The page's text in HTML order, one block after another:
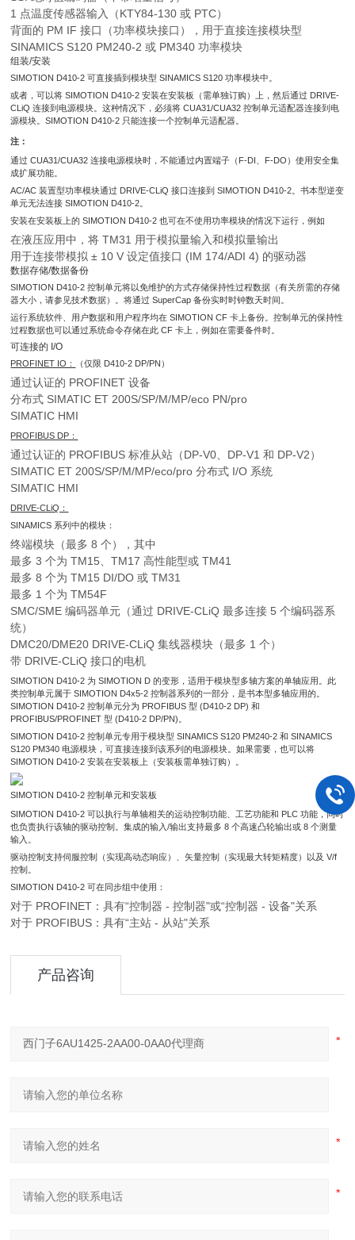
1 点温度传感器输入（KTY84-130 或 PTC）
背面的 PM IF 接口（功率模块接口），用于直接连接模块型
SINAMICS S120 PM240-2 或 PM340 功率模块
组装/安装
SIMOTION D410-2 可直接插到模块型 SINAMICS S120 功率模块中。
或者，可以将 SIMOTION D410-2 安装在安装板（需单独订购）上，然后通过 DRIVE-
CLiQ 连接到电源模块。这种情况下，必须将 CUA31/CUA32 控制单元适配器连接到电
源模块。SIMOTION D410-2 只能连接一个控制单元适配器。
注：
通过 CUA31/CUA32 连接电源模块时，不能通过内置端子（F-DI、F-DO）使用安全集
成扩展功能。
AC/AC 装置型功率模块通过 DRIVE-CLiQ 接口连接到 SIMOTION D410-2。书本型逆变
单元无法连接 SIMOTION D410-2。
安装在安装板上的 SIMOTION D410-2 也可在不使用功率模块的情况下运行，例如
在液压应用中，将 TM31 用于模拟量输入和模拟量输出
用于连接带模拟 ± 10 V 设定值接口 (IM 174/ADI 4) 的驱动器
数据存储/数据备份
SIMOTION D410-2 控制单元将以免维护的方式存储保持性过程数据（有关所需的存储
器大小，请参见技术数据）。将通过 SuperCap 备份实时时钟数天时间。
运行系统软件、用户数据和用户程序均在 SIMOTION CF 卡上备份。控制单元的保持性
过程数据也可以通过系统命令存储在此 CF 卡上，例如在需要备件时。
可连接的 I/O
PROFINET IO： （仅限 D410-2 DP/PN）
通过认证的 PROFINET 设备
分布式 SIMATIC ET 200S/SP/M/MP/eco PN/pro
SIMATIC HMI
PROFIBUS DP：
通过认证的 PROFIBUS 标准从站（DP-V0、DP-V1 和 DP-V2）
SIMATIC ET 200S/SP/M/MP/eco/pro 分布式 I/O 系统
SIMATIC HMI
DRIVE-CLiQ：
SINAMICS 系列中的模块：
终端模块（最多 8 个），其中
最多 3 个为 TM15、TM17 高性能型或 TM41
最多 8 个为 TM15 DI/DO 或 TM31
最多 1 个为 TM54F
SMC/SME 编码器单元（通过 DRIVE-CLiQ 最多连接 5 个编码器系
统）
DMC20/DME20 DRIVE‑CLiQ 集线器模块（最多 1 个）
带 DRIVE-CLiQ 接口的电机
SIMOTION D410-2 为 SIMOTION D 的变形，适用于模块型多轴方案的单轴应用。此
类控制单元属于 SIMOTION D4x5-2 控制器系列的一部分，是书本型多轴应用的。
SIMOTION D410-2 控制单元分为 PROFIBUS 型 (D410-2 DP) 和
PROFIBUS/PROFINET 型 (D410-2 DP/PN)。
SIMOTION D410-2 控制单元专用于模块型 SINAMICS S120 PM240-2 和 SINAMICS
S120 PM340 电源模块，可直接连接到该系列的电源模块。如果需要，也可以将
SIMOTION D410-2 安装在安装板上（安装板需单独订购）。
SIMOTION D410-2 控制单元和安装板
SIMOTION D410-2 可以执行与单轴相关的运动控制功能、工艺功能和 PLC 功能，同时
也负责执行该轴的驱动控制。集成的输入/输出支持最多 8 个高速凸轮输出或 8 个测量
输入。
驱动控制支持伺服控制（实现高动态响应）、矢量控制（实现最大转矩精度）以及V/f
控制。
SIMOTION D410-2 可在同步组中使用：
对于 PROFINET：具有“控制器 - 控制器"或“控制器 - 设备"关系
对于 PROFIBUS：具有“主站 - 从站"关系
产品咨询